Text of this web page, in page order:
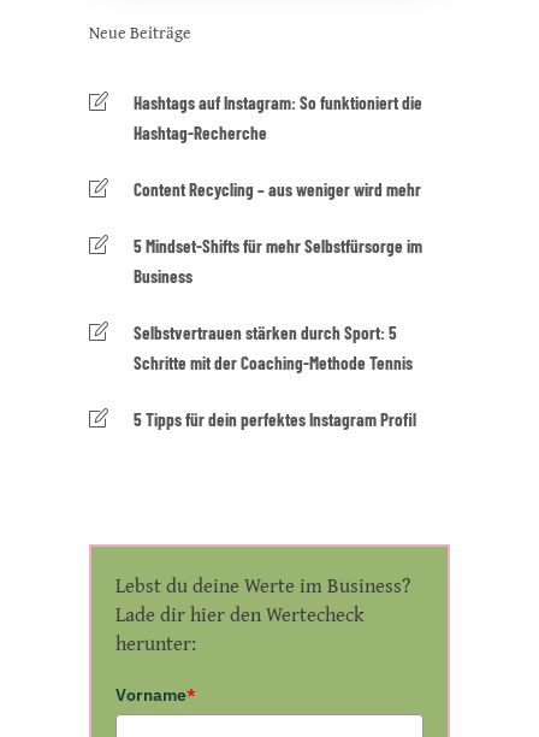
Neue Beiträge
Hashtags auf Instagram: So funktioniert die
Hashtag-Recherche
Content Recycling – aus weniger wird mehr
5 Mindset-Shifts für mehr Selbstfürsorge im
Business
Selbstvertrauen stärken durch Sport: 5
Schritte mit der Coaching-Methode Tennis
5 Tipps für dein perfektes Instagram Profil
Lebst du deine Werte im Business?
Lade dir hier den Wertecheck
herunter:
Vorname*